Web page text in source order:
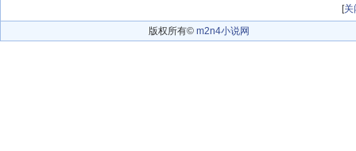
[关
版权所有© m2n4小说网